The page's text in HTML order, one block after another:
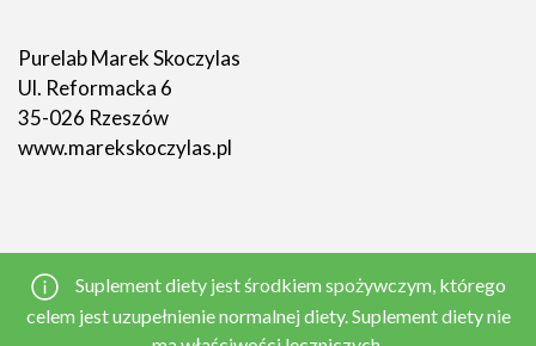
Purelab Marek Skoczylas
Ul. Reformacka 6
35-026 Rzeszów
www.marekskoczylas.pl
Suplement diety jest środkiem spożywczym, którego
celem jest uzupełnienie normalnej diety. Suplement diety nie